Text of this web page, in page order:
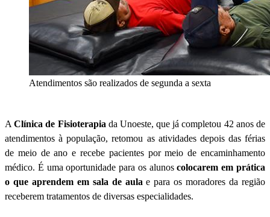
Atendimentos são realizados de segunda a sexta
AClínica de Fisioterapia da Unoeste, que já completou 42 anos de
atendimentos à população, retomou as atividades depois das férias
de meio de ano e recebe pacientes por meio de encaminhamento
médico. É uma oportunidade para os alunoscolocarem em prática
o que aprendem em sala de aula e para os moradores da região
receberem tratamentos de diversas especialidades.